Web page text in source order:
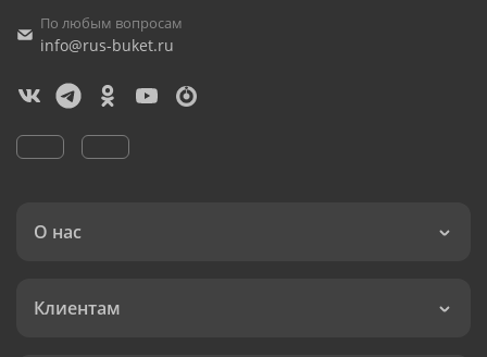
По любым вопросам
info@rus-buket.ru
О нас
Клиентам